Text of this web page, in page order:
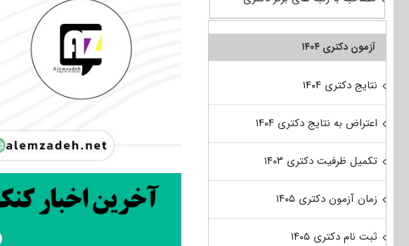
آزمون دکتری ۱۴۰۴
نتایج دکتری ۱۴۰۴
اعتراض به نتایج دکتری ۱۴۰۴
تکمیل ظرفیت دکتری ۱۴۰۳
زمان آزمون دکتری ۱۴۰۵
ثبت نام دکتری ۱۴۰۵